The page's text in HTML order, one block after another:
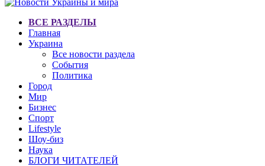
ВСЕ РАЗДЕЛЫ
Главная
Украина
Все новости раздела
События
Политика
Город
Мир
Бизнес
Спорт
Lifestyle
Шоу-биз
Наука
БЛОГИ ЧИТАТЕЛЕЙ